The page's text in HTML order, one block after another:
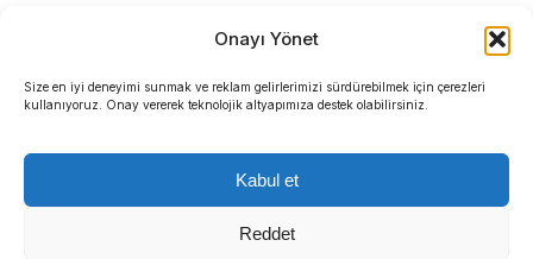
Onayı Yönet
Size en iyi deneyimi sunmak ve reklam gelirlerimizi sürdürebilmek için çerezleri
kullanıyoruz. Onay vererek teknolojik altyapımıza destek olabilirsiniz.
Kabul et
Reddet
İletişim